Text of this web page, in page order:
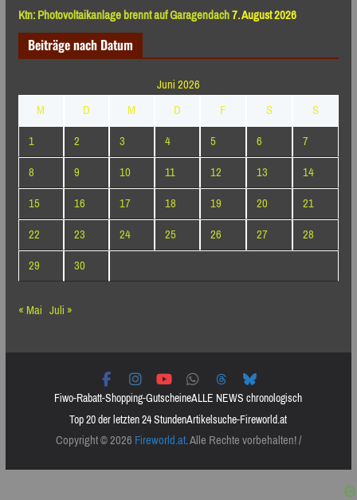
Ktn: Photovoltaikanlage brennt auf Garagendach7. August 2026
Beiträge nach Datum
Juni 2026
M
D M D F S
S
1
2 3 4 5 6
7
8
9 10 11 12 13
14
15
16 17 18 19 20
21
22
23 24 25 26 27
28
29
30
« Mai Juli »
Fiwo-Rabatt-Shopping-GutscheineALLE NEWS chronologisch
Top 20 der letzten 24 StundenArtikelsuche-Fireworld.at
Copyright © 2026Fireworld.at. Alle Rechte vorbehalten! /